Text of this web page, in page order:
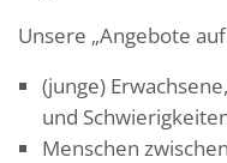
Unsere „Angebote
(junge)
und
Menschen